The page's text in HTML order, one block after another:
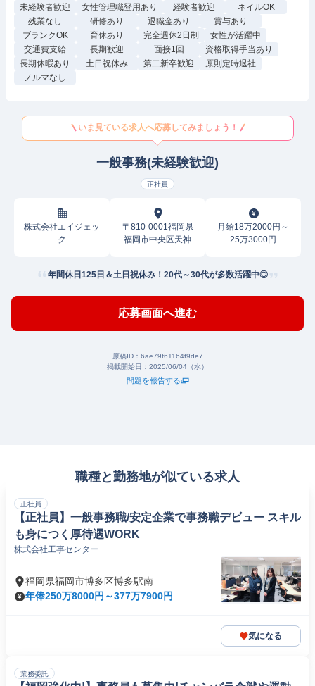
未経験者歓迎
女性管理職登用あり 経験者歓迎
ネイルOK
残業なし
研修あり 退職金あり
賞与あり
ブランクOK
育休あり 完全週休2日制
女性が活躍中
交通費支給
長期歓迎 面接1回
資格取得手当あり
長期休暇あり
土日祝休み 第二新卒歓迎
原則定時退社
ノルマなし
いま見ている求人へ応募してみましょう！
一般事務(未経験歓迎)
正社員
株式会社エイジェッ
ク
〒810-0001福岡県
福岡市中央区天神
月給18万2000円～
25万3000円
年間休日125日＆土日祝休み！20代～30代が多数活躍中◎
応募画面へ進む
原稿ID： 6ae79f61164f9de7
掲載開始日： 2025/06/04（水）
問題を報告する
職種と勤務地が似ている求人
正社員
【正社員】一般事務職/安定企業で事務職デビュー スキル
も身につく厚待遇WORK
株式会社工事センター
福岡県福岡市博多区博多駅南
年俸250万8000円～377万7900円
気になる
業務委託